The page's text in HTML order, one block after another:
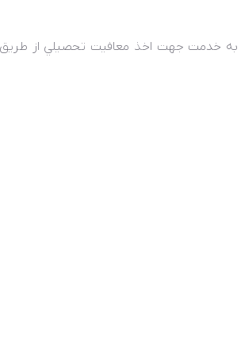
به خدمت جهت اخذ معافيت تحصيلي از طريق